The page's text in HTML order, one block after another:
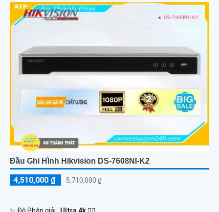
Đầu Ghi Hình Hikvision DS-7608NI-K2
4,510,000 ₫ 5,710,000 ₫